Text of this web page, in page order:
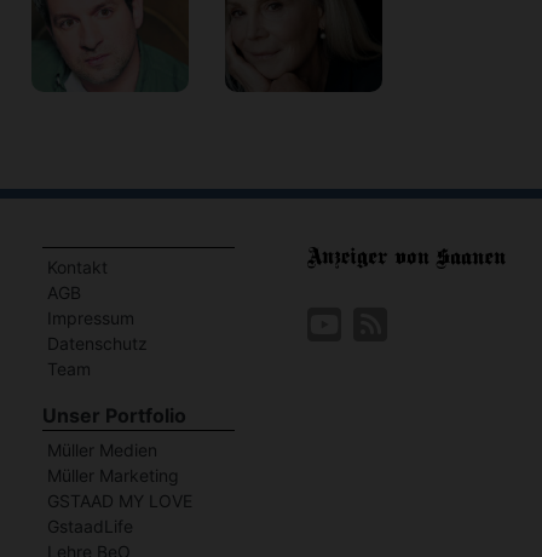
Kontakt
AGB
Impressum
Datenschutz
Team
Unser Portfolio
Müller Medien
Müller Marketing
GSTAAD MY LOVE
GstaadLife
Lehre BeO